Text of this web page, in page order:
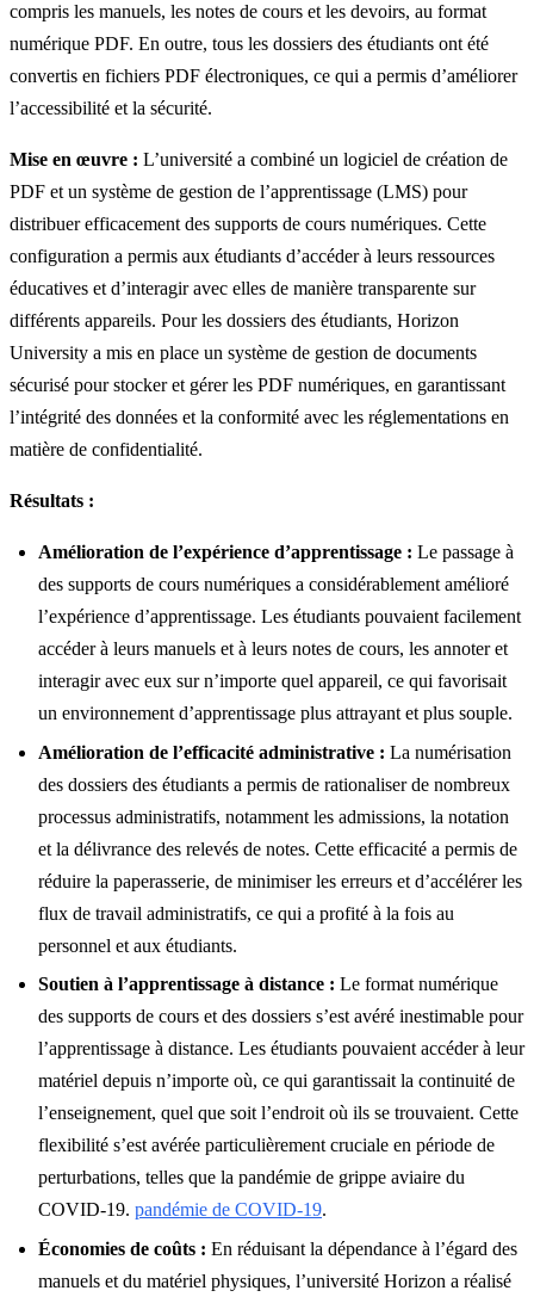
compris les manuels, les notes de cours et les devoirs, au format
numérique PDF. En outre, tous les dossiers des étudiants ont été
convertis en fichiers PDF électroniques, ce qui a permis d’améliorer
l’accessibilité et la sécurité.
Mise en œuvre : L’université a combiné un logiciel de création de
PDF et un système de gestion de l’apprentissage (LMS) pour
distribuer efficacement des supports de cours numériques. Cette
configuration a permis aux étudiants d’accéder à leurs ressources
éducatives et d’interagir avec elles de manière transparente sur
différents appareils. Pour les dossiers des étudiants, Horizon
University a mis en place un système de gestion de documents
sécurisé pour stocker et gérer les PDF numériques, en garantissant
l’intégrité des données et la conformité avec les réglementations en
matière de confidentialité.
Résultats :
Amélioration de l’expérience d’apprentissage : Le passage à
des supports de cours numériques a considérablement amélioré
l’expérience d’apprentissage. Les étudiants pouvaient facilement
accéder à leurs manuels et à leurs notes de cours, les annoter et
interagir avec eux sur n’importe quel appareil, ce qui favorisait
un environnement d’apprentissage plus attrayant et plus souple.
Amélioration de l’efficacité administrative : La numérisation
des dossiers des étudiants a permis de rationaliser de nombreux
processus administratifs, notamment les admissions, la notation
et la délivrance des relevés de notes. Cette efficacité a permis de
réduire la paperasserie, de minimiser les erreurs et d’accélérer les
flux de travail administratifs, ce qui a profité à la fois au
personnel et aux étudiants.
Soutien à l’apprentissage à distance : Le format numérique
des supports de cours et des dossiers s’est avéré inestimable pour
l’apprentissage à distance. Les étudiants pouvaient accéder à leur
matériel depuis n’importe où, ce qui garantissait la continuité de
l’enseignement, quel que soit l’endroit où ils se trouvaient. Cette
flexibilité s’est avérée particulièrement cruciale en période de
perturbations, telles que la pandémie de grippe aviaire du
COVID-19. pandémie de COVID-19.
Économies de coûts : En réduisant la dépendance à l’égard des
manuels et du matériel physiques, l’université Horizon a réalisé